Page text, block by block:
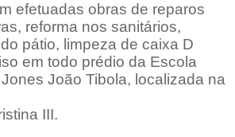
efetuadas obras de reparos
reforma nos sanitários,
pátio, limpeza de caixa D
em todo prédio da Escola
João Tibola, localizada na
III.